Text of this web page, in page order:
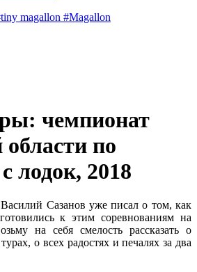
magallon #Magallon
чемпионат
по
лодок, 2018
Сазанов уже писал о том, как
к этим соревнованиям на
на себя смелость рассказать о
о всех радостях и печалях за два